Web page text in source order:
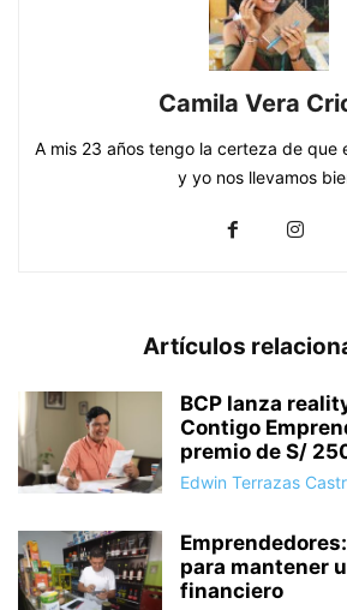
Camila Vera
A mis 23 años tengo la certeza de que
y yo nos llevamos
Artículos
BCP lanza
Contigo
premio de S/
Edwin Terrazas
para mantener
financiero